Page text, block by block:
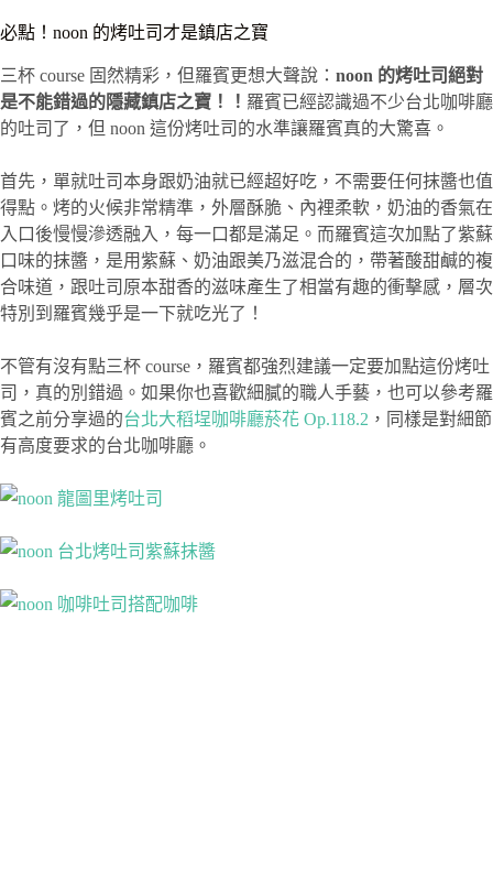
必點！noon 的烤吐司才是鎮店之寶
三杯 course 固然精彩，但羅賓更想大聲說： noon 的烤吐司絕對
是不能錯過的隱藏鎮店之寶！！ 羅賓已經認識過不少台北咖啡廳
的吐司了，但 noon 這份烤吐司的水準讓羅賓真的大驚喜。
首先，單就吐司本身跟奶油就已經超好吃，不需要任何抹醬也值
得點。烤的火候非常精準，外層酥脆、內裡柔軟，奶油的香氣在
入口後慢慢滲透融入，每一口都是滿足。而羅賓這次加點了紫蘇
口味的抹醬，是用紫蘇、奶油跟美乃滋混合的，帶著酸甜鹹的複
合味道，跟吐司原本甜香的滋味產生了相當有趣的衝擊感，層次
特別到羅賓幾乎是一下就吃光了！
不管有沒有點三杯 course，羅賓都強烈建議一定要加點這份烤吐
司，真的別錯過。如果你也喜歡細膩的職人手藝，也可以參考羅
賓之前分享過的台北大稻埕咖啡廳菸花 Op.118.2 ，同樣是對細節
有高度要求的台北咖啡廳。